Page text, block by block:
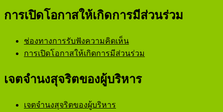
การเปิดโอกาสให้เกิดการมีส่วนร่วม
ช่องทางการรับฟังความคิดเห็น
การเปิดโอกาสให้เกิดการมีส่วนร่วม
เจตจำนงสุจริตของผู้บริหาร
เจตจำนงสุจริตของผู้บริหาร